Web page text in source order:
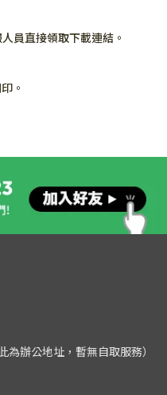
員直接領取下載連結。
。
辦公地址，暫無自取服務）